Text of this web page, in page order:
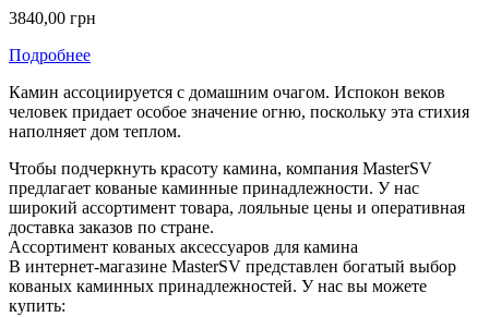
3840,00 грн
Подробнее
Камин ассоциируется с домашним очагом. Испокон веков
человек придает особое значение огню, поскольку эта стихия
наполняет дом теплом.
Чтобы подчеркнуть красоту камина, компания MasterSV
предлагает кованые каминные принадлежности. У нас
широкий ассортимент товара, лояльные цены и оперативная
доставка заказов по стране.
Ассортимент кованых аксессуаров для камина
В интернет-магазине MasterSV представлен богатый выбор
кованых каминных принадлежностей. У нас вы можете
купить: